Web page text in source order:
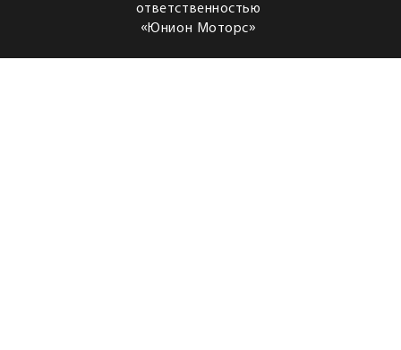
ответственностью
«Юнион Моторс»